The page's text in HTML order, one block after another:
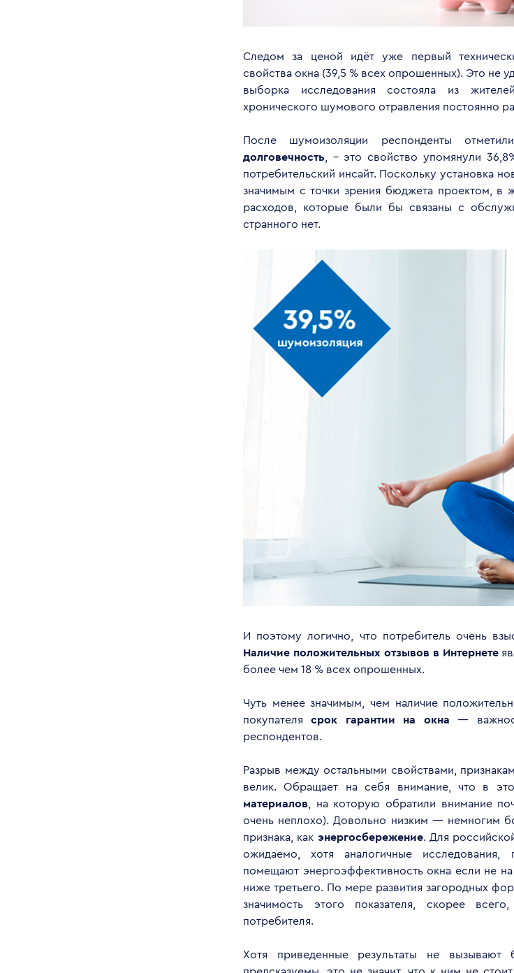
Следом за ценой идёт уже первый
свойства окна (39,5 % всех опрошенных). Это не
выборка исследования состояла из
хронического шумового отравления постоянно
После шумоизоляции респонденты
долговечность , – это свойство упомянули
потребительский инсайт. Поскольку установка
значимым с точки зрения бюджета проектом, в
расходов, которые были бы связаны с
странного нет.
И поэтому логично, что потребитель очень
Наличие положительных отзывов в Интернете
более чем 18 % всех опрошенных.
Чуть менее значимым, чем наличие
покупателясрок гарантии на окна—
респондентов.
Разрыв между остальными свойствами,
велик. Обращает на себя внимание, что в
материалов , на которую обратили внимание
очень неплохо). Довольно низким — немногим
признака, как энергосбережение. Для
ожидаемо, хотя аналогичные
помещают энергоэффективность окна если не
ниже третьего. По мере развития загородных
значимость этого показателя, скорее
потребителя.
Хотя приведенные результаты не